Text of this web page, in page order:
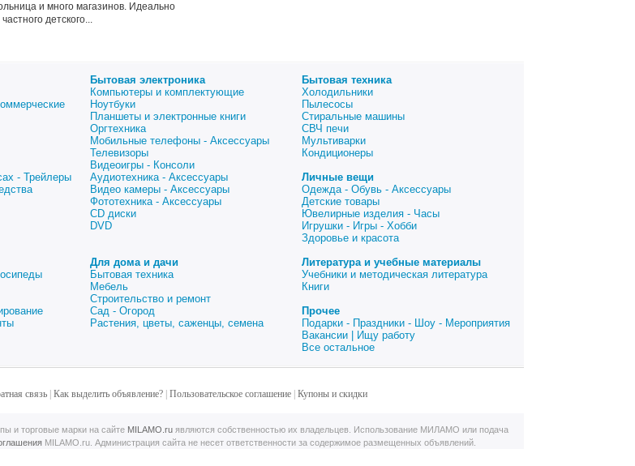
и много магазинов. Идеально
детского...
- Трейлеры
Бытовая электроника
Компьютеры и комплектующие
Ноутбуки
Планшеты и электронные книги
Оргтехника
Мобильные телефоны - Аксессуары
Телевизоры
Видеоигры - Консоли
Аудиотехника - Аксессуары
Видео камеры - Аксессуары
Фототехника - Аксессуары
CD диски
DVD
Бытовая техника
Холодильники
Пылесосы
Стиральные машины
СВЧ печи
Мультиварки
Кондиционеры
Личные вещи
Одежда - Обувь - Аксессуары
Детские товары
Ювелирные изделия - Часы
Игрушки - Игры - Хобби
Здоровье и красота
Для дома и дачи
Бытовая техника
Мебель
Строительство и ремонт
Сад - Огород
Растения, цветы, саженцы, семена
Литература и учебные материалы
Учебники и методическая литература
Книги
Прочее
Подарки - Праздники - Шоу - Мероприятия
Вакансии | Ищу работу
Все остальное
связь| Как выделить объявление?| Пользовательское соглашение| Купоны и скидки
и торговые марки на сайте MILAMO.ru являются собственностью их владельцев. Использование МИЛАМО или подача
MILAMO.ru. Администрация сайта не несет ответственности за содержимое размещенных объявлений.